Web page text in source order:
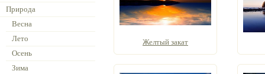
Природа
Весна
Лето
Осень
Зима
Желтый закат